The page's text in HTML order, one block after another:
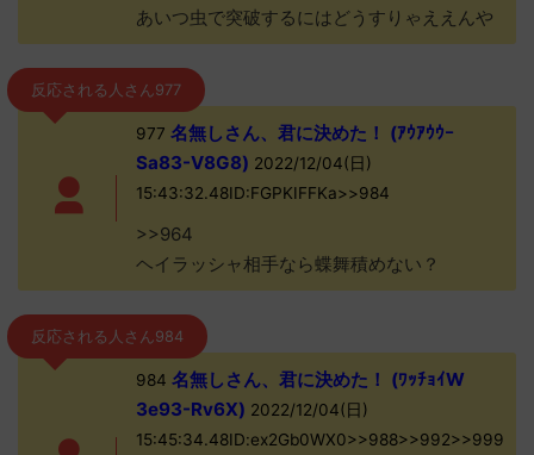
あいつ虫で突破するにはどうすりゃええんや
反応される人さん977
977 名無しさん、君に決めた！ (ｱｳｱｳｳｰ
Sa83-V8G8) 2022/12/04(日)
15:43:32.48ID:FGPKIFFKa>>984
>>964
ヘイラッシャ相手なら蝶舞積めない？
反応される人さん984
984 名無しさん、君に決めた！ (ﾜｯﾁｮｲW
3e93-Rv6X) 2022/12/04(日)
15:45:34.48ID:ex2Gb0WX0>>988>>992>>999